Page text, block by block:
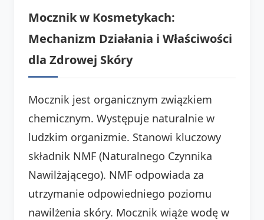
Mocznik w Kosmetykach:
Mechanizm Działania i Właściwości
dla Zdrowej Skóry
Mocznik jest organicznym związkiem
chemicznym. Występuje naturalnie w
ludzkim organizmie. Stanowi kluczowy
składnik NMF (Naturalnego Czynnika
Nawilżającego). NMF odpowiada za
utrzymanie odpowiedniego poziomu
nawilżenia skóry. Mocznik wiąże wodę w